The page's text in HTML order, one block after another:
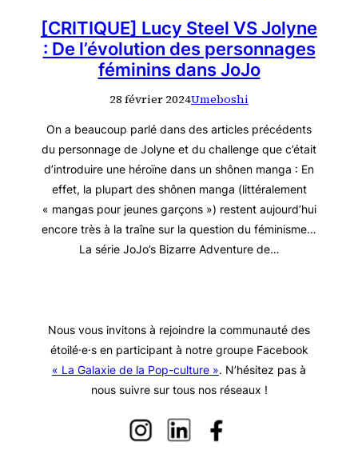
[CRITIQUE] Lucy Steel VS Jolyne
: De l’évolution des personnages
féminins dans JoJo
28 février 2024Umeboshi
On a beaucoup parlé dans des articles précédents
du personnage de Jolyne et du challenge que c’était
d’introduire une héroïne dans un shônen manga : En
effet, la plupart des shônen manga (littéralement
« mangas pour jeunes garçons ») restent aujourd’hui
encore très à la traîne sur la question du féminisme…
La série JoJo’s Bizarre Adventure de…
Nous vous invitons à rejoindre la communauté des
étoilé·e·s en participant à notre groupe Facebook
« La Galaxie de la Pop-culture ». N’hésitez pas à
nous suivre sur tous nos réseaux !